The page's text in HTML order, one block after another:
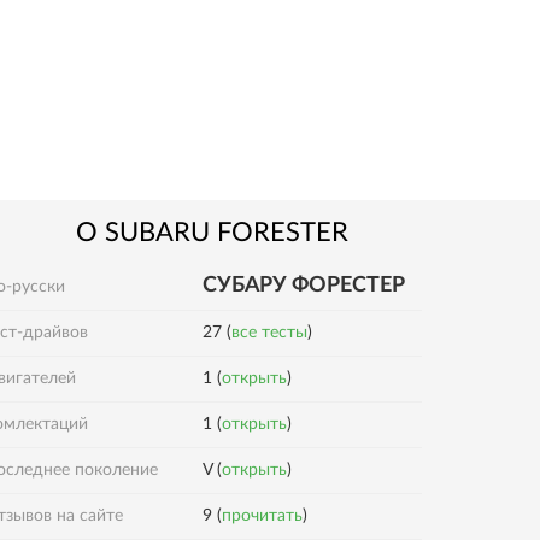
О SUBARU FORESTER
русски СУБАРУ ФОРЕСТЕР
драйвов 27 (все тесты)
1 (открыть)
1 (открыть)
поколение V (открыть)
на сайте 9 (прочитать)